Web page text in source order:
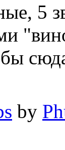
5
by